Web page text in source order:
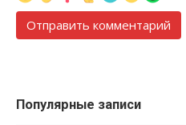
Популярные записи